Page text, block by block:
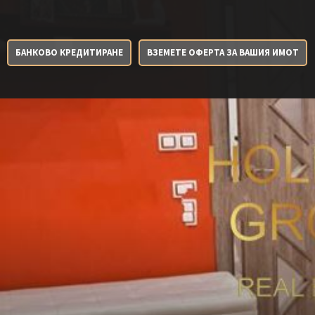
БАНКОВО КРЕДИТИРАНЕ ВЗЕМЕТЕ ОФЕРТА ЗА ВАШИЯ ИМОТ